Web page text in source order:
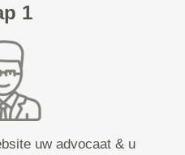
1
uw advocaat & u